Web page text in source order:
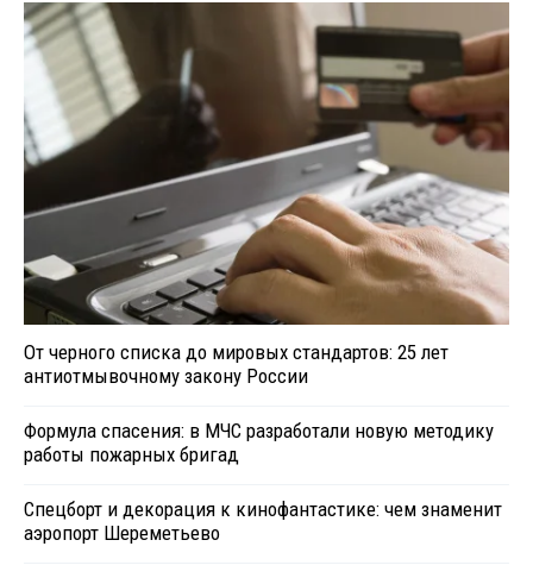
От черного списка до мировых стандартов: 25 лет
антиотмывочному закону России
Формула спасения: в МЧС разработали новую методику
работы пожарных бригад
Спецборт и декорация к кинофантастике: чем знаменит
аэропорт Шереметьево